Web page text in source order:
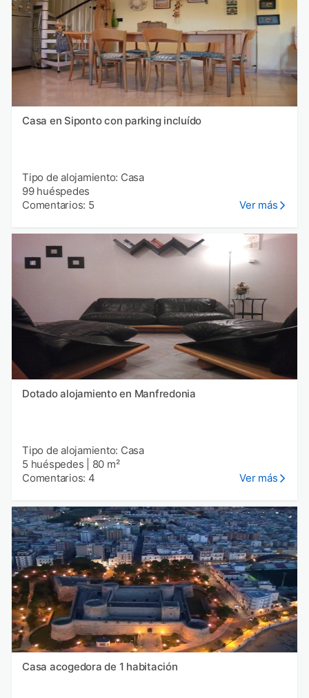
Casa en Siponto con parking incluído
Tipo de alojamiento: Casa
99 huéspedes
Comentarios: 5
Ver más
Dotado alojamiento en Manfredonia
Tipo de alojamiento: Casa
5 huéspedes
80 m²
Comentarios: 4
Ver más
Casa acogedora de 1 habitación